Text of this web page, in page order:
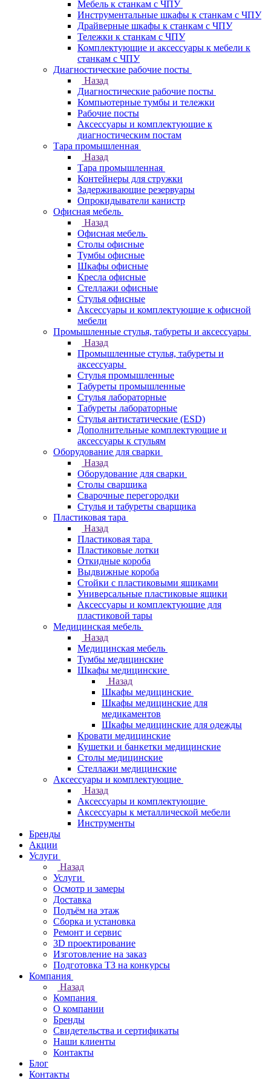
Мебель к станкам с ЧПУ
Инструментальные шкафы к станкам с ЧПУ
Драйверные шкафы к станкам с ЧПУ
Тележки к станкам с ЧПУ
Комплектующие и аксессуары к мебели к
станкам с ЧПУ
Диагностические рабочие посты
Назад
Диагностические рабочие посты
Компьютерные тумбы и тележки
Рабочие посты
Аксессуары и комплектующие к
диагностическим постам
Тара промышленная
Назад
Тара промышленная
Контейнеры для стружки
Задерживающие резервуары
Опрокидыватели канистр
Офисная мебель
Назад
Офисная мебель
Столы офисные
Тумбы офисные
Шкафы офисные
Кресла офисные
Стеллажи офисные
Стулья офисные
Аксессуары и комплектующие к офисной
мебели
Промышленные стулья, табуреты и аксессуары
Назад
Промышленные стулья, табуреты и
аксессуары
Стулья промышленные
Табуреты промышленные
Стулья лабораторные
Табуреты лабораторные
Стулья антистатические (ESD)
Дополнительные комплектующие и
аксессуары к стульям
Оборудование для сварки
Назад
Оборудование для сварки
Столы сварщика
Сварочные перегородки
Стулья и табуреты сварщика
Пластиковая тара
Назад
Пластиковая тара
Пластиковые лотки
Откидные короба
Выдвижные короба
Стойки с пластиковыми ящиками
Универсальные пластиковые ящики
Аксессуары и комплектующие для
пластиковой тары
Медицинская мебель
Назад
Медицинская мебель
Тумбы медицинские
Шкафы медицинские
Назад
Шкафы медицинские
Шкафы медицинские для
медикаментов
Шкафы медицинские для одежды
Кровати медицинские
Кушетки и банкетки медицинские
Столы медицинские
Стеллажи медицинские
Аксессуары и комплектующие
Назад
Аксессуары и комплектующие
Аксессуары к металлической мебели
Инструменты
Бренды
Акции
Услуги
Назад
Услуги
Осмотр и замеры
Доставка
Подъём на этаж
Сборка и установка
Ремонт и сервис
3D проектирование
Изготовление на заказ
Подготовка ТЗ на конкурсы
Компания
Назад
Компания
О компании
Бренды
Свидетельства и сертификаты
Наши клиенты
Контакты
Блог
Контакты